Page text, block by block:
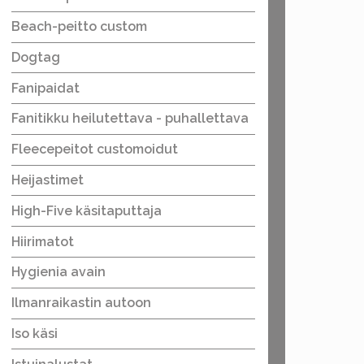
Beach-peitto custom
Dogtag
Fanipaidat
Fanitikku heilutettava - puhallettava
Fleecepeitot customoidut
Heijastimet
High-Five käsitaputtaja
Hiirimatot
Hygienia avain
Ilmanraikastin autoon
Iso käsi